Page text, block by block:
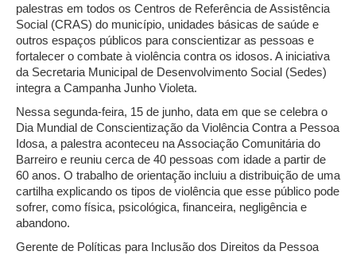
palestras em todos os Centros de Referência de Assistência
Social (CRAS) do município, unidades básicas de saúde e
outros espaços públicos para conscientizar as pessoas e
fortalecer o combate à violência contra os idosos. A iniciativa
da Secretaria Municipal de Desenvolvimento Social (Sedes)
integra a Campanha Junho Violeta.
Nessa segunda-feira, 15 de junho, data em que se celebra o
Dia Mundial de Conscientização da Violência Contra a Pessoa
Idosa, a palestra aconteceu na Associação Comunitária do
Barreiro e reuniu cerca de 40 pessoas com idade a partir de
60 anos. O trabalho de orientação incluiu a distribuição de uma
cartilha explicando os tipos de violência que esse público pode
sofrer, como física, psicológica, financeira, negligência e
abandono.
Gerente de Políticas para Inclusão dos Direitos da Pessoa